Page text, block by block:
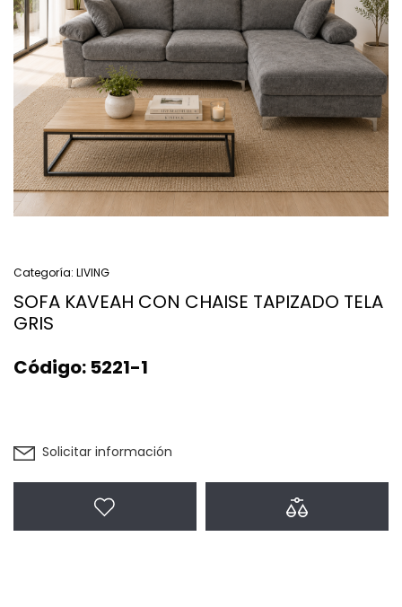
Categoría: LIVING
SOFA KAVEAH CON CHAISE TAPIZADO TELA
GRIS
Código: 5221-1
Solicitar información